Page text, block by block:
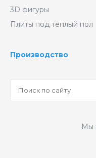
3D фигуры
Плиты под теплый пол
Производство
Мы